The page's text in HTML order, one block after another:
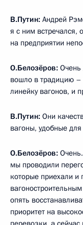
В.Путин: Андрей
я с ним встречался,
на предприятии
О.Белозёров:
вошло в традицию
линейку вагонов, и
В.Путин: Они
вагоны, удобные
О.Белозёров:
мы проводили
которые приехали и
опять
приоритет на